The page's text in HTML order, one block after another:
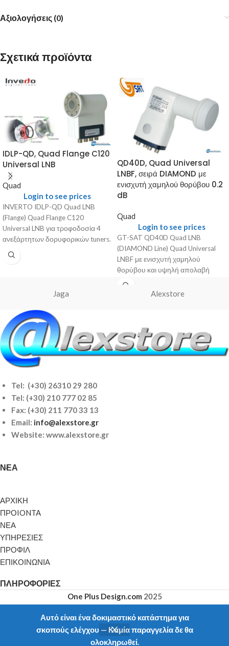
Αυτό είναι ένα δοκιμαστικό κατάστημα για
σκοπούς ελέγχου — Καμία παραγγελία δε θα
ολοκληρωθεί.
Αξιολογήσεις (0)
Σχετικά προϊόντα
IDLP-QD, Quad Flange C120
Universal LNB
Quad
Login to see prices
INVERTO IDLP-QD Quad LNB
(Flange) Quad Flange C120
Universal LNB για τροφοδοσία 4
ανεξάρτητων δορυφορικών tuners.
Γενικά Χαρακτηριστικά Τύπος:
IDLP-QD
QD40D, Quad Universal
LNBF, σειρά DIAMOND με
ενισχυτή χαμηλού θορύβου 0.2
dB
Quad
Login to see prices
GT-SAT QD40D Quad LNB
(DIAMOND Line) Quad Universal
LNBF με ενισχυτή χαμηλού
θορύβου και υψηλή απολαβή
μετατροπής για τροφοδοσία 4
Jaga Alexstore
Tel: (+30) 26310 29 280
Tel: (+30) 210 777 02 85
Fax: (+30) 211 770 33 13
Email: info@alexstore.gr
Website: www.alexstore.gr
ΝΈΑ
ΑΡΧΙΚΗ
ΠΡΟIONTA
ΝΕΑ
ΥΠΗΡΕΣΙΕΣ
ΠΡΟΦΙΛ
ΕΠΙΚΟΙΝΩΝΙΑ
ΠΛΗΡΟΦΟΡΊΕΣ
One Plus Design.com 2025